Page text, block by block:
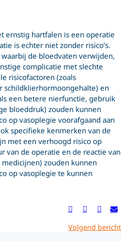
ernstig hartfalen is een operatie
is echter niet zonder risico’s.
de bloedvaten verwijden,
complicatie met slechte
risicofactoren (zoals
schildklierhormoongehalte) en
een betere nierfunctie, gebruik
bloeddruk) zouden kunnen
op vasoplegie voorafgaand aan
specifieke kenmerken van de
met een verhoogd risico op
van de operatie en de reactie van
zouden kunnen
op vasoplegie te kunnen
Volgend bericht